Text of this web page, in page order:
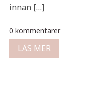
innan […]
0 kommentarer
LÄS MER